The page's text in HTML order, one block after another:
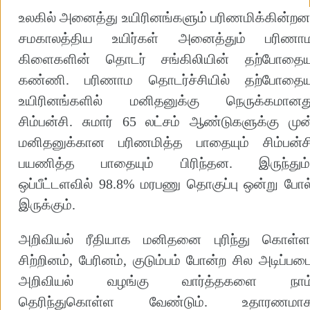
உலகில் அனைத்து உயிரினங்களும்
சமகாலத்திய உயிர்கள் அனைத்தும்
கிளைகளின் தொடர் சங்கிலியின்
கண்ணி. பரிணாம தொடர்ச்சியில்
உயிரினங்களில் மனிதனுக்கு
சிம்பன்சி. சுமார் 65 லட்சம் ஆண்டுகளுக்கு
மனிதனுக்கான பரிணமித்த பாதையும்
பயணித்த பாதையும் பிரிந்தன.
ஒப்பீட்டளவில் 98.8% மரபணு தொகுப்பு ஒன்று
இருக்கும்.
அறிவியல் ரீதியாக மனிதனை புரிந்து
சிற்றினம், பேரினம், குடும்பம் போன்ற சில
அறிவியல் வழங்கு வார்த்தகளை
தெரிந்துகொள்ள வேண்டும்.